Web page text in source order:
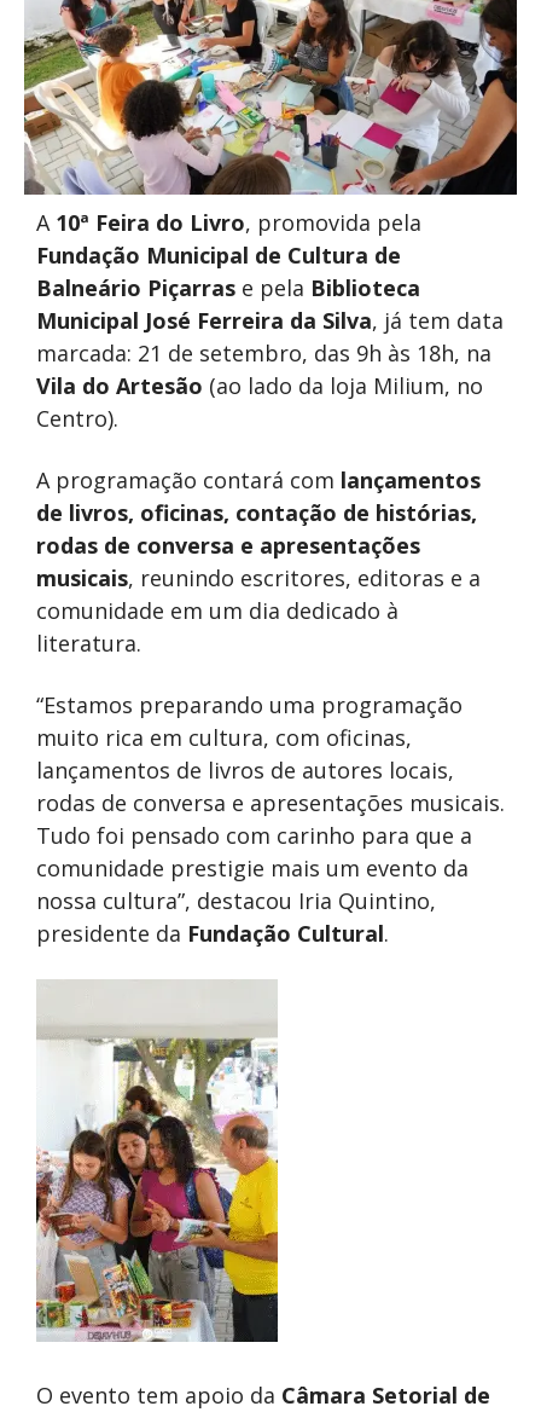
A 10ª Feira do Livro, promovida pela
Fundação Municipal de Cultura de
Balneário Piçarras e pela Biblioteca
Municipal José Ferreira da Silva, já tem data
marcada: 21 de setembro, das 9h às 18h, na
Vila do Artesão (ao lado da loja Milium, no
Centro).
A programação contará com lançamentos
de livros, oficinas, contação de histórias,
rodas de conversa e apresentações
musicais, reunindo escritores, editoras e a
comunidade em um dia dedicado à
literatura.
“Estamos preparando uma programação
muito rica em cultura, com oficinas,
lançamentos de livros de autores locais,
rodas de conversa e apresentações musicais.
Tudo foi pensado com carinho para que a
comunidade prestigie mais um evento da
nossa cultura”, destacou Iria Quintino,
presidente da Fundação Cultural.
O evento tem apoio da Câmara Setorial de